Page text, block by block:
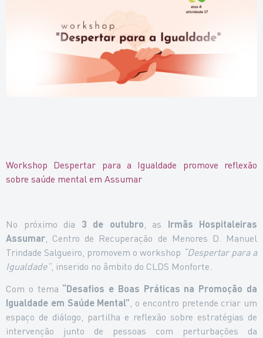
Workshop Despertar para a Igualdade promove reflexão
sobre saúde mental em Assumar
No próximo dia 3 de outubro , as Irmãs Hospitaleiras
Assumar , Centro de Recuperação de Menores D. Manuel
Trindade Salgueiro, promovem o workshop “Despertar para a
Igualdade”, inserido no âmbito do CLDS Monforte.
Com o tema “Desafios e Boas Práticas na Promoção da
Igualdade em Saúde Mental”, o encontro pretende criar um
espaço de diálogo, partilha e reflexão sobre estratégias de
intervenção junto de pessoas com perturbações da